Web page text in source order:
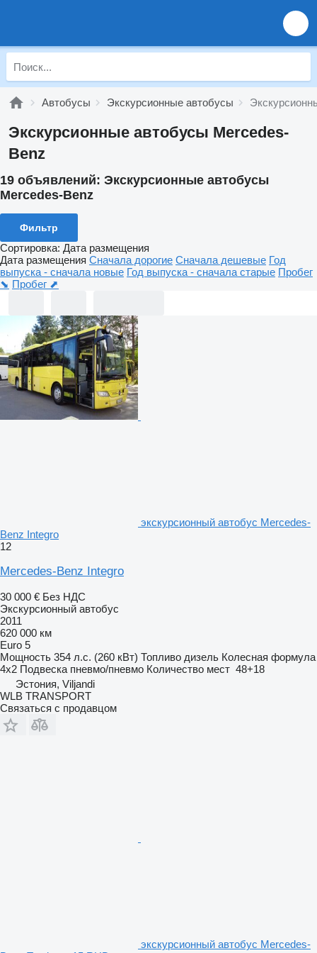
Автобусы Экскурсионные автобусы
Экскурсионные автобусы Mercedes-
Benz
19 объявлений: Экскурсионные автобусы
Mercedes-Benz
Фильтр
Сортировка: Дата размещения
Дата размещения Сначала дорогие Сначала дешевые Год
выпуска - сначала новые Год выпуска - сначала старые Пробег
⬊ Пробег ⬈
экскурсионный автобус Mercedes-
Benz Integro
12
Mercedes-Benz Integro
30 000 € Без НДС
Экскурсионный автобус
2011
620 000 км
Euro 5
Мощность 354 л.с. (260 кВт) Топливо дизель Колесная формула
4x2 Подвеска пневмо/пневмо Количество мест 48+18
Эстония, Viljandi
WLB TRANSPORT
Связаться с продавцом
экскурсионный автобус Mercedes-